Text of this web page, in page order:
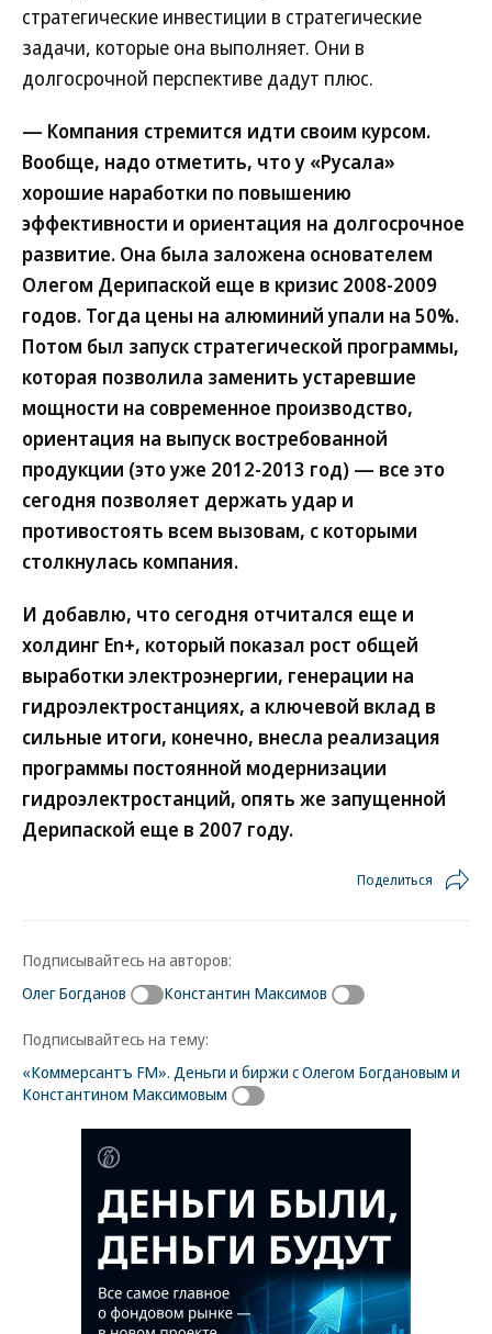
стратегические инвестиции в стратегические
задачи, которые она выполняет. Они в
долгосрочной перспективе дадут плюс.
— Компания стремится идти своим курсом.
Вообще, надо отметить, что у «Русала»
хорошие наработки по повышению
эффективности и ориентация на долгосрочное
развитие. Она была заложена основателем
Олегом Дерипаской еще в кризис 2008-2009
годов. Тогда цены на алюминий упали на 50%.
Потом был запуск стратегической программы,
которая позволила заменить устаревшие
мощности на современное производство,
ориентация на выпуск востребованной
продукции (это уже 2012-2013 год) — все это
сегодня позволяет держать удар и
противостоять всем вызовам, с которыми
столкнулась компания.
И добавлю, что сегодня отчитался еще и
холдинг En+, который показал рост общей
выработки электроэнергии, генерации на
гидроэлектростанциях, а ключевой вклад в
сильные итоги, конечно, внесла реализация
программы постоянной модернизации
гидроэлектростанций, опять же запущенной
Дерипаской еще в 2007 году.
Поделиться
Подписывайтесь на авторов:
Олег Богданов
Константин Максимов
Подписывайтесь на тему:
«Коммерсантъ FM». Деньги и биржи с Олегом Богдановым и
Константином Максимовым